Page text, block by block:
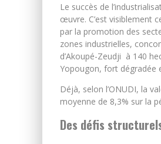
Le succès de
œuvre. C’est visiblement
par la promotion des
zones industrielles,
d’Akoupé-Zeudji à 140
Yopougon, fort dégradée
Déjà, selon l’ONUDI, la
moyenne de 8,3% sur la
Des défis